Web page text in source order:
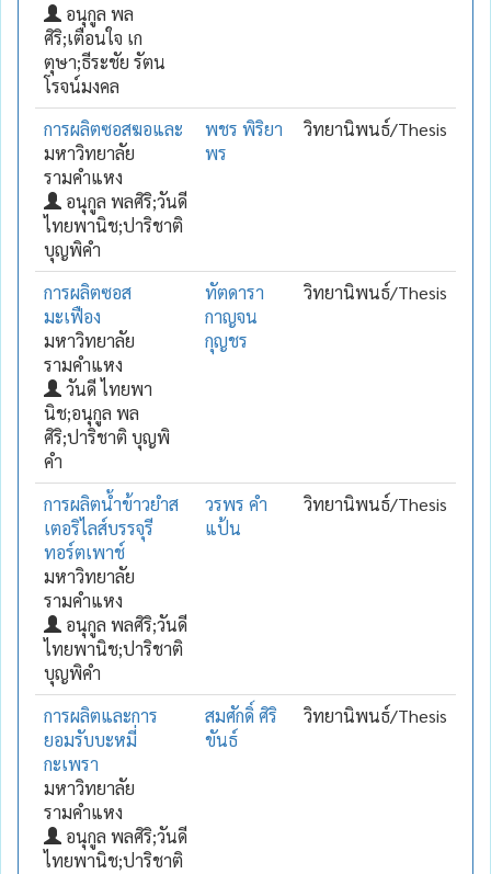
อนุกูล พล
ศิริ;เตือนใจ เก
ตุษา;ธีระชัย รัตน
โรจน์มงคล
การผลิตซอสฆอและ
มหาวิทยาลัย
รามคำแหง
อนุกูล พลศิริ;วันดี
ไทยพานิช;ปาริชาติ
บุญพิคำ
พชร พิริยา
พร
วิทยานิพนธ์/Thesis
การผลิตซอส
มะเฟือง
มหาวิทยาลัย
รามคำแหง
วันดี ไทยพา
นิช;อนุกูล พล
ศิริ;ปาริชาติ บุญพิ
คำ
ทัตดารา
กาญจน
กุญชร
วิทยานิพนธ์/Thesis
การผลิตน้ำข้าวยำส
เตอริไลส์บรรจุรี
ทอร์ตเพาช์
มหาวิทยาลัย
รามคำแหง
อนุกูล พลศิริ;วันดี
ไทยพานิช;ปาริชาติ
บุญพิคำ
วรพร คำ
แป้น
วิทยานิพนธ์/Thesis
การผลิตและการ
ยอมรับบะหมี่
กะเพรา
มหาวิทยาลัย
รามคำแหง
อนุกูล พลศิริ;วันดี
ไทยพานิช;ปาริชาติ
สมศักดิ์ ศิริ
ขันธ์
วิทยานิพนธ์/Thesis